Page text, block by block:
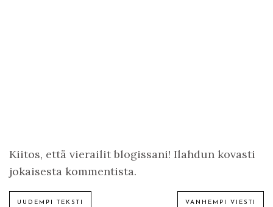
Kiitos, että vierailit blogissani! Ilahdun kovasti
jokaisesta kommentista.
UUDEMPI TEKSTI VANHEMPI VIESTI